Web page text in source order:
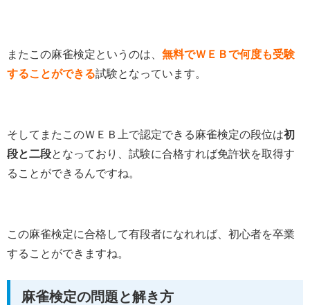
またこの麻雀検定というのは、 無料でＷＥＢで何度も受験
することができる試験となっています。
そしてまたこのＷＥＢ上で認定できる麻雀検定の段位は初
段と二段となっており、試験に合格すれば免許状を取得す
ることができるんですね。
この麻雀検定に合格して有段者になれれば、初心者を卒業
することができますね。
麻雀検定の問題と解き方